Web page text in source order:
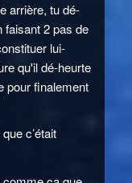
arrière, tu dé-
faisant 2 pas de
lui-
qu'il dé-heurte
pour finalement
c’était